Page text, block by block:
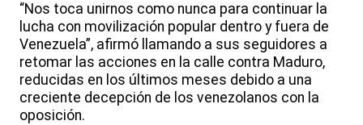
“Nos toca unirnos como nunca para continuar la
lucha con movilización popular dentro y fuera de
Venezuela”, afirmó llamando a sus seguidores a
retomar las acciones en la calle contra Maduro,
reducidas en los últimos meses debido a una
creciente decepción de los venezolanos con la
oposición.